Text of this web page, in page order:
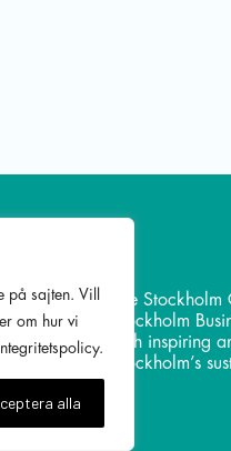
sajten. Vill
om hur vi
alla
The
Stockholm
with inspiring
Stockholm’s